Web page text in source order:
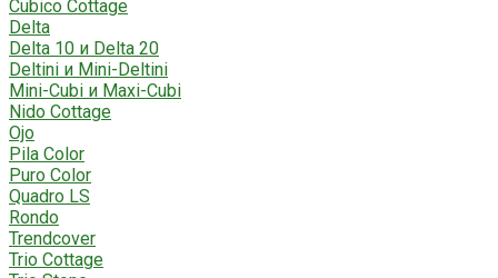
Cubico Cottage
Delta
Delta 10 и Delta 20
Deltini и Mini-Deltini
Mini-Cubi и Maxi-Cubi
Nido Cottage
Ojo
Pila Color
Puro Color
Quadro LS
Rondo
Trendcover
Trio Cottage